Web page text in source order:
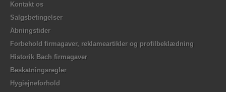
Kontakt os
Salgsbetingelser
Åbningstider
Forbehold firmagaver, reklameartikler og profilbeklædning
Historik Bach firmagaver
Beskatningsregler
Hygiejneforhold